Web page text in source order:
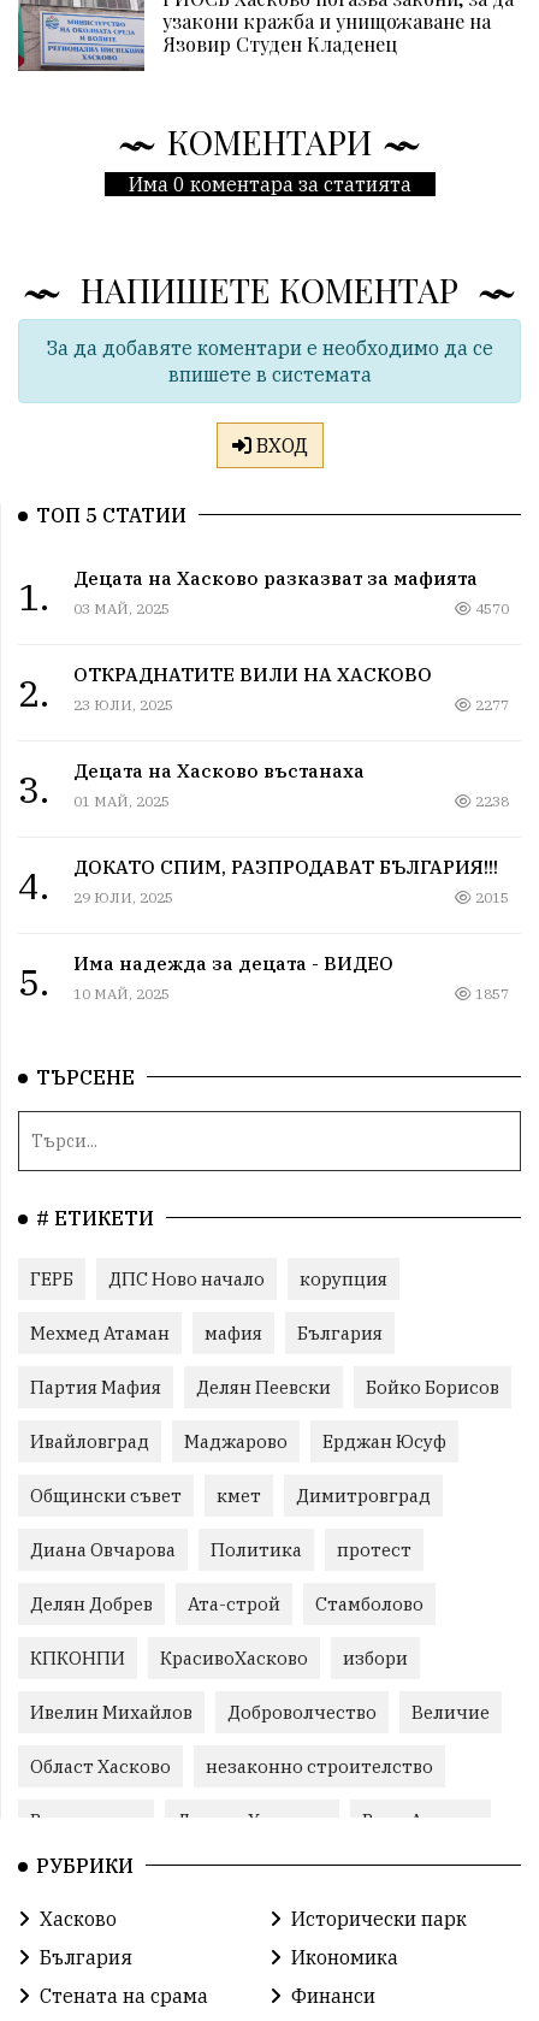
узакони кражба и унищожаване на
Язовир Студен Кладенец
КОМЕНТАРИ
Има 0 коментара за статията
НАПИШЕТЕ КОМЕНТАР
За да добавяте коментари е необходимо да се
впишете в системата
ВХОД
ТОП 5 СТАТИИ
1. Децата на Хасково разказват за мафията
03 МАЙ, 2025 4570
2. ОТКРАДНАТИТЕ ВИЛИ НА ХАСКОВО
23 ЮЛИ, 2025 2277
3. Децата на Хасково въстанаха
01 МАЙ, 2025 2238
4. ДОКАТО СПИМ, РАЗПРОДАВАТ БЪЛГАРИЯ!!!
29 ЮЛИ, 2025 2015
5. Има надежда за децата - ВИДЕО
10 МАЙ, 2025 1857
ТЪРСЕНЕ
# ЕТИКЕТИ
ГЕРБ ДПС Ново начало корупция
Мехмед Атаман мафия България
Партия Мафия Делян Пеевски Бойко Борисов
Ивайловград Маджарово Ерджан Юсуф
Общински съвет кмет Димитровград
Диана Овчарова Политика протест
Делян Добрев Ата-строй Стамболово
КПКОНПИ КрасивоХасково избори
Ивелин Михайлов Доброволчество Величие
Област Хасково незаконно строителство
Възраждане Даниел Хаджиев Вила Армира
прокуратура
Прогресивна България природа Иво Димов
злато Прогресивна България
РУБРИКИ
Хасково
Исторически парк
България
Икономика
Стената на срама
Финанси